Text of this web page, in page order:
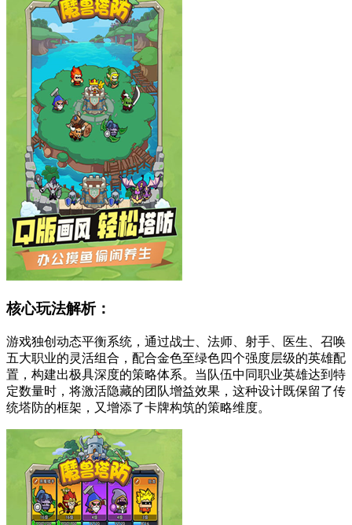
核心玩法解析：
游戏独创动态平衡系统，通过战士、法师、射手、医生、召唤
五大职业的灵活组合，配合金色至绿色四个强度层级的英雄配
置，构建出极具深度的策略体系。当队伍中同职业英雄达到特
定数量时，将激活隐藏的团队增益效果，这种设计既保留了传
统塔防的框架，又增添了卡牌构筑的策略维度。